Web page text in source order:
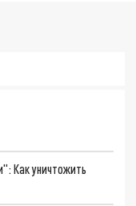
Как уничтожить